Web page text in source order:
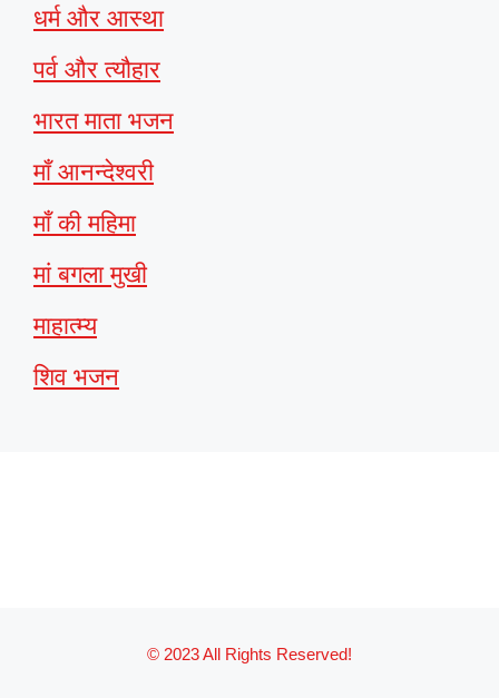
धर्म और आस्था
पर्व और त्यौहार
भारत माता भजन
माँ आनन्देश्वरी
माँ की महिमा
मां बगला मुखी
माहात्म्य
शिव भजन
© 2023 All Rights Reserved!